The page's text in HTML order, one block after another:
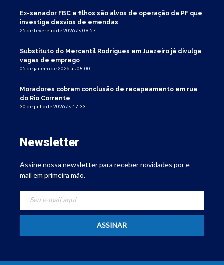
Ex-senador FBC e filhos são alvos de operação da PF que
investiga desvios de emendas
25 de fevereiro de 2026 às 09:57
Substituto do Mercantil Rodrigues em Juazeiro já divulga
vagas de emprego
05 de janeiro de 2026 às 08:00
Moradores cobram conclusão de recapeamento em rua
do Rio Corrente
30 de julho de 2026 às 17:33
Newsletter
Assine nossa newsletter para receber novidades por e-
mail em primeira mão.